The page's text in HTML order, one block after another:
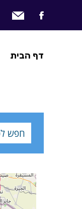
דף הבית